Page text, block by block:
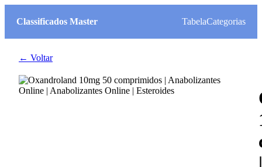
Classificados Master TabelaCategorias
← Voltar